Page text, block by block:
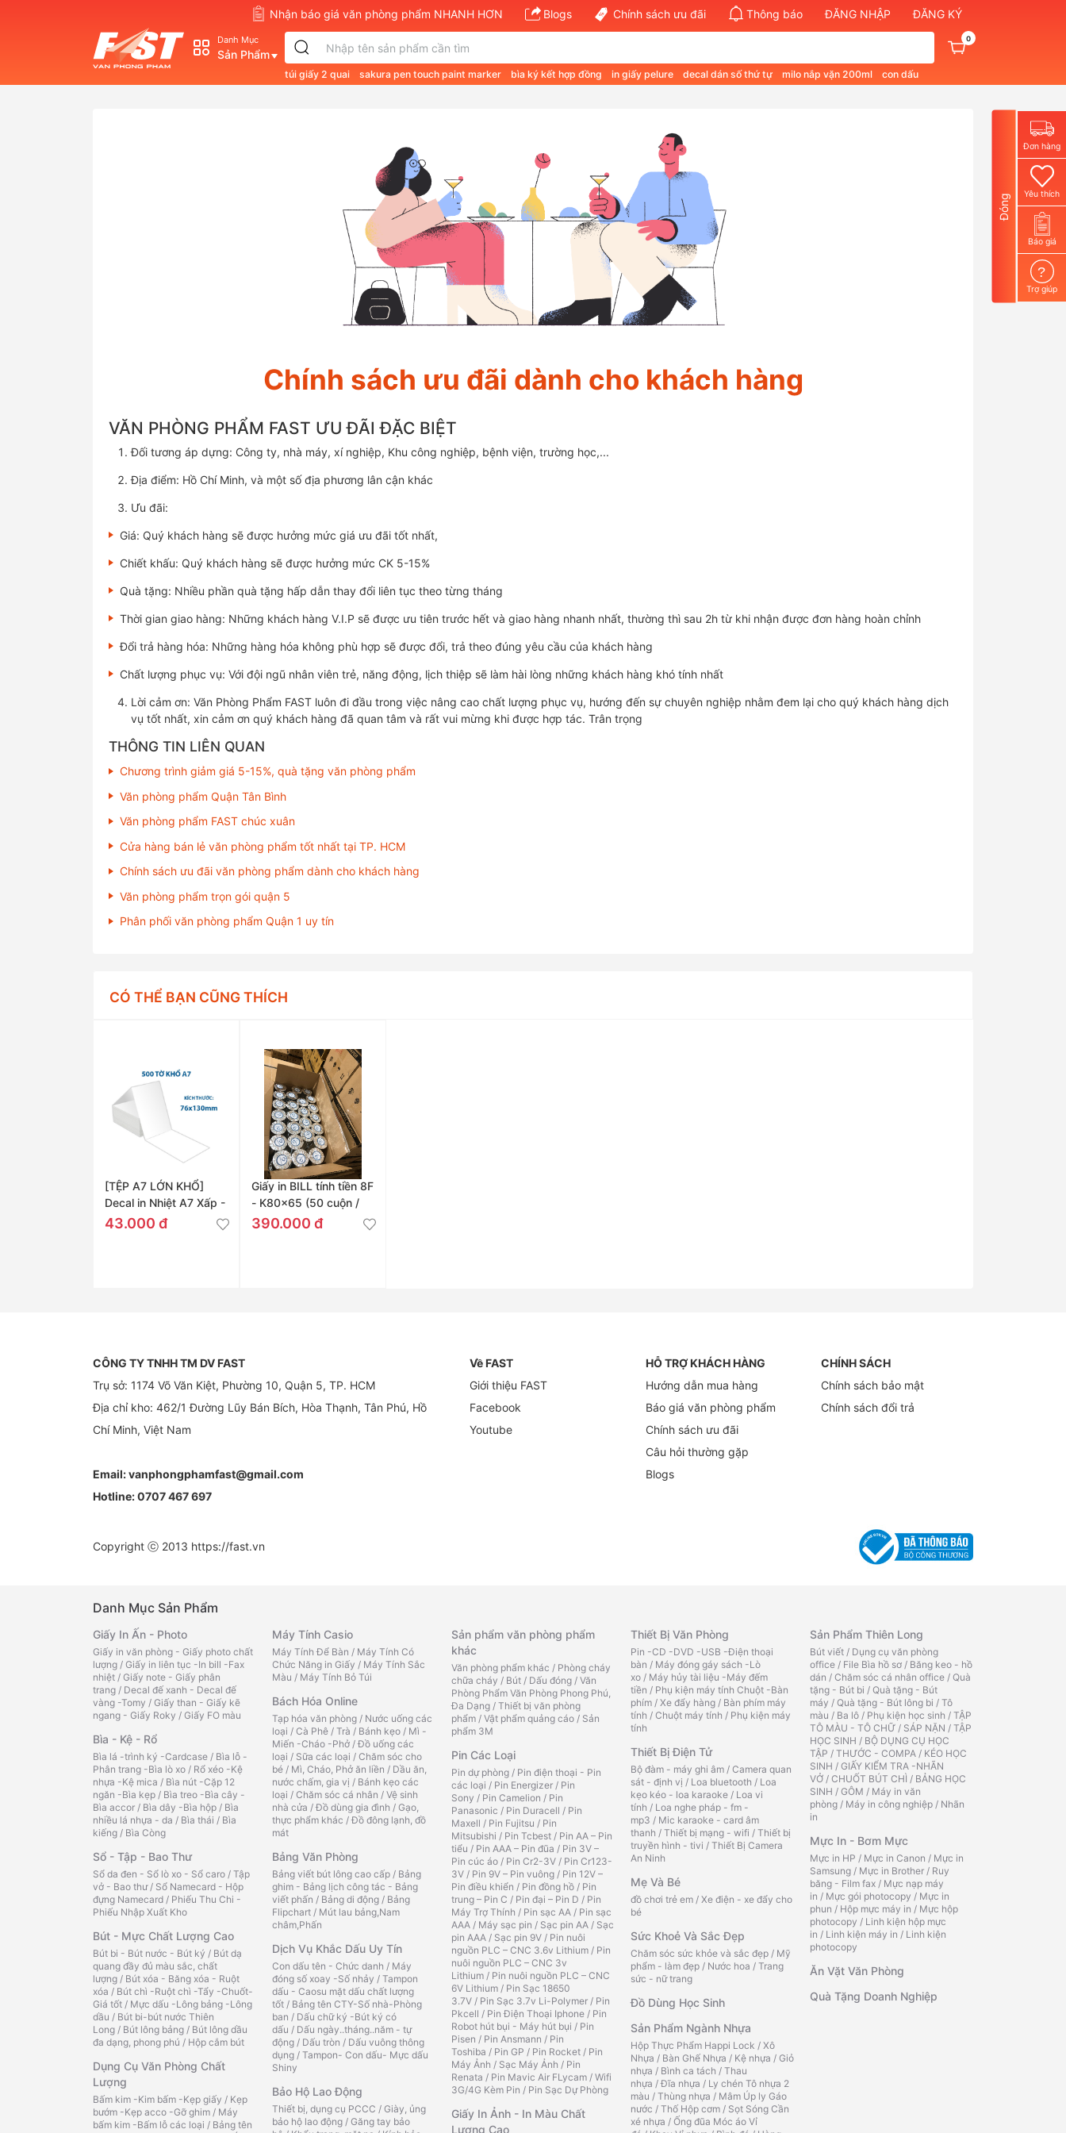
Nhận báo giá văn phòng phẩm NHANH HƠN Blogs Chính sách ưu đãi Thông báo ĐĂNG NHẬP ĐĂNG KÝ
Danh Mục
Sản Phẩm
túi giấy 2 quai sakura pen touch paint marker bìa ký kết hợp đồng in giấy pelure decal dán số thứ tự milo nắp vặn 200ml
con dấu
0
Chính sách ưu đãi dành cho khách hàng
VĂN PHÒNG PHẨM FAST ƯU ĐÃI ĐẶC BIỆT
Đối tương áp dựng: Công ty, nhà máy, xí nghiệp, Khu công nghiệp, bệnh viện, trường học,...
Địa điểm: Hồ Chí Minh, và một số địa phương lân cận khác
Ưu đãi:
Giá: Quý khách hàng sẽ được hưởng mức giá ưu đãi tốt nhất,
Chiết khấu: Quý khách hàng sẽ được hưởng mức CK 5-15%
Quà tặng: Nhiều phần quà tặng hấp dẫn thay đổi liên tục theo từng tháng
Thời gian giao hàng: Những khách hàng V.I.P sẽ được ưu tiên trước hết và giao hàng nhanh nhất, thường thì sau 2h từ khi nhận được đơn hàng hoàn chỉnh
Đổi trả hàng hóa: Những hàng hóa không phù hợp sẽ được đổi, trả theo đúng yêu cầu của khách hàng
Chất lượng phục vụ: Với đội ngũ nhân viên trẻ, năng động, lịch thiệp sẽ làm hài lòng những khách hàng khó tính nhất
Lời cảm ơn: Văn Phòng Phẩm FAST luôn đi đầu trong việc nâng cao chất lượng phục vụ, hướng đến sự chuyên nghiệp nhằm đem lại cho quý khách hàng dịch
vụ tốt nhất, xin cảm ơn quý khách hàng đã quan tâm và rất vui mừng khi được hợp tác. Trân trọng
THÔNG TIN LIÊN QUAN
Chương trình giảm giá 5-15%, quà tặng văn phòng phẩm
Văn phòng phẩm Quận Tân Bình
Văn phòng phẩm FAST chúc xuân
Cửa hàng bán lẻ văn phòng phẩm tốt nhất tại TP. HCM
Chính sách ưu đãi văn phòng phẩm dành cho khách hàng
Văn phòng phẩm trọn gói quận 5
Phân phối văn phòng phẩm Quận 1 uy tín
CÓ THỂ BẠN CŨNG THÍCH
[TỆP A7 LỚN KHỔ]
Decal in Nhiệt A7 Xấp -
76x130mm
43.000 đ
Giấy in BILL tính tiền 8F
- K80x65 (50 cuộn /
Thùng)
390.000 đ
CÔNG TY TNHH TM DV FAST
Trụ sở: 1174 Võ Văn Kiệt, Phường 10, Quận 5, TP. HCM
Địa chỉ kho: 462/1 Đường Lũy Bán Bích, Hòa Thạnh, Tân Phú, Hồ
Chí Minh, Việt Nam
Email:vanphongphamfast@gmail.com
Hotline:0707 467 697
Về FAST
Giới thiệu FAST
Facebook
Youtube
HỖ TRỢ KHÁCH HÀNG
Hướng dẫn mua hàng
Báo giá văn phòng phẩm
Chính sách ưu đãi
Câu hỏi thường gặp
Blogs
CHÍNH SÁCH
Chính sách bảo mật
Chính sách đổi trả
Copyright ⓒ 2013 https://fast.vn
Danh Mục Sản Phẩm
Giấy In Ấn - Photo
Giấy in văn phòng - Giấy photo chất
lượng / Giấy in liên tục -In bill -Fax
nhiệt / Giấy note - Giấy phân
trang / Decal đế xanh - Decal đế
vàng -Tomy / Giấy than - Giấy kẽ
ngang - Giấy Roky / Giấy FO màu
Bìa - Kệ - Rổ
Bìa lá -trình ký -Cardcase / Bìa lỗ -
Phân trang -Bìa lò xo / Rổ xéo -Kệ
nhựa -Kệ mica / Bìa nút -Cặp 12
ngăn -Bìa kẹp / Bìa treo -Bìa cây -
Bìa accor / Bìa dây -Bìa hộp / Bìa
nhiều lá nhựa - da / Bìa thái / Bìa
kiếng / Bìa Còng
Sổ - Tập - Bao Thư
Sổ da đen - Sổ lò xo - Sổ caro / Tập
vở - Bao thư/ Sổ Namecard - Hộp
đựng Namecard / Phiếu Thu Chi -
Phiếu Nhập Xuất Kho
Bút - Mực Chất Lượng Cao
Bút bi - Bút nước - Bút ký / Bút dạ
quang đầy đủ màu sắc, chất
lượng / Bút xóa - Băng xóa - Ruột
xóa / Bút chì -Ruột chì -Tẩy -Chuốt-
Giá tốt / Mực dấu -Lông bảng -Lông
dầu / Bút bi-bút nước Thiên
Long / Bút lông bảng / Bút lông dầu
đa dạng, phong phú / Hộp cắm bút
Dụng Cụ Văn Phòng Chất
Lượng
Bấm kim -Kim bấm -Kẹp giấy / Kẹp
bướm -Kẹp acco -Gỡ ghim / Máy
bấm kim -Bấm lỗ các loại / Bảng tên
Máy Tính Casio
Máy Tính Để Bàn / Máy Tính Có
Chức Năng in Giấy / Máy Tính Sắc
Màu / Máy Tính Bỏ Túi
Bách Hóa Online
Tạp hóa văn phòng / Nước uống các
loại / Cà Phê / Trà / Bánh kẹo / Mì -
Miến -Cháo -Phở /Đồ uống các
loại / Sữa các loại / Chăm sóc cho
bé / Mì, Cháo, Phở ăn liền / Dầu ăn,
nước chấm, gia vị / Bánh kẹo các
loại / Chăm sóc cá nhân / Vệ sinh
nhà cửa /Đồ dùng gia đình / Gạo,
thực phẩm khác /Đồ đông lạnh, đồ
mát
Bảng Văn Phòng
Bảng viết bút lông cao cấp / Bảng
ghim - Bảng lịch công tác - Bảng
viết phấn / Bảng di động / Bảng
Flipchart / Mút lau bảng,Nam
châm,Phấn
Dịch Vụ Khắc Dấu Uy Tín
Con dấu tên - Chức danh / Máy
đóng số xoay -Số nhảy / Tampon
dấu - Caosu mặt dấu chất lượng
tốt / Bảng tên CTY-Số nhà-Phòng
ban / Dấu chữ ký -Bút ký có
dấu / Dấu ngày..tháng..năm - tự
động / Dấu tròn / Dấu vuông thông
dụng / Tampon- Con dấu- Mực dấu
Shiny
Bảo Hộ Lao Động
Thiết bị, dụng cụ PCCC / Giày, ủng
bảo hộ lao động / Găng tay bảo
Sản phẩm văn phòng phẩm
khác
Văn phòng phẩm khác / Phòng cháy
chữa cháy / Bút / Dấu đóng / Văn
Phòng Phẩm Văn Phòng Phong Phú,
Đa Dạng / Thiết bị văn phòng
phẩm / Vật phẩm quảng cáo / Sản
phẩm 3M
Pin Các Loại
Pin dự phòng / Pin điện thoại - Pin
các loại / Pin Energizer / Pin
Sony / Pin Camelion / Pin
Panasonic / Pin Duracell / Pin
Maxell / Pin Fujitsu / Pin
Mitsubishi / Pin Tcbest / Pin AA – Pin
tiểu / Pin AAA – Pin đũa / Pin 3V –
Pin cúc áo / Pin Cr2-3V / Pin Cr123-
3V / Pin 9V – Pin vuông / Pin 12V –
Pin điều khiển / Pin đồng hồ / Pin
trung – Pin C / Pin đại – Pin D / Pin
Máy Trợ Thính / Pin sạc AA / Pin sạc
AAA / Máy sạc pin / Sạc pin AA / Sạc
pin AAA / Sạc pin 9V / Pin nuôi
nguồn PLC – CNC 3.6v Lithium / Pin
nuôi nguồn PLC – CNC 3v
Lithium / Pin nuôi nguồn PLC – CNC
6V Lithium / Pin Sạc 18650
3.7V / Pin Sạc 3.7v Li-Polymer / Pin
Pkcell / Pin Điện Thoại Iphone / Pin
Robot hút bụi - Máy hút bụi / Pin
Pisen / Pin Ansmann / Pin
Toshiba / Pin GP / Pin Rocket / Pin
Máy Ảnh / Sạc Máy Ảnh / Pin
Renata / Pin Mavic Air FLycam / Wifi
3G/4G Kèm Pin / Pin Sạc Dự Phòng
Giấy In Ảnh - In Màu Chất
Lượng Cao
Thiết Bị Văn Phòng
Pin -CD -DVD -USB -Điện thoại
bàn / Máy đóng gáy sách -Lò
xo / Máy hủy tài liệu -Máy đếm
tiền / Phụ kiện máy tính Chuột -Bàn
phím / Xe đẩy hàng / Bàn phím máy
tính / Chuột máy tính / Phụ kiện máy
tính
Thiết Bị Điện Tử
Bộ đàm - máy ghi âm / Camera quan
sát - định vị / Loa bluetooth / Loa
kẹo kéo - loa karaoke / Loa vi
tính / Loa nghe pháp - fm -
mp3 / Mic karaoke - card âm
thanh / Thiết bị mạng - wifi / Thiết bị
truyền hình - tivi / Thiết Bị Camera
An Ninh
Mẹ Và Bé
đồ chơi trẻ em / Xe điện - xe đẩy cho
bé
Sức Khoẻ Và Sắc Đẹp
Chăm sóc sức khỏe và sắc đẹp / Mỹ
phẩm - làm đẹp / Nước hoa / Trang
sức - nữ trang
Đồ Dùng Học Sinh
Sản Phẩm Ngành Nhựa
Hộp Thực Phẩm Happi Lock / Xô
Nhựa / Bàn Ghế Nhựa / Kệ nhựa / Giỏ
nhựa / Bình ca tách / Thau
nhựa /Đĩa nhựa / Ly chén Tô nhựa 2
màu / Thùng nhựa / Mâm Úp ly Gáo
nước / Thố Hộp cơm / Sọt Sóng Cần
xé nhựa / Ống đũa Móc áo Vỉ
Sản Phẩm Thiên Long
Bút viết / Dụng cụ văn phòng
office / File Bìa hồ sơ / Băng keo - hồ
dán / Chăm sóc cá nhân office / Quà
tặng - Bút bi / Quà tặng - Bút
máy / Quà tặng - Bút lông bi / Tô
màu / Ba lô / Phụ kiện học sinh / TẬP
TÔ MÀU - TÔ CHỮ / SÁP NẶN / TẬP
HỌC SINH / BỘ DỤNG CỤ HỌC
TẬP / THƯỚC - COMPA / KÉO HỌC
SINH / GIẤY KIỂM TRA -NHÃN
VỞ / CHUỐT BÚT CHÌ / BẢNG HỌC
SINH / GÔM / Máy in văn
phòng / Máy in công nghiệp / Nhãn
in
Mực In - Bơm Mực
Mực in HP / Mực in Canon / Mực in
Samsung / Mực in Brother / Ruy
băng - Film fax / Mực nạp máy
in / Mực gói photocopy / Mực in
phun / Hộp mực máy in / Mực hộp
photocopy / Linh kiện hộp mực
in / Linh kiện máy in / Linh kiện
photocopy
Ăn Vặt Văn Phòng
Quà Tặng Doanh Nghiệp
Đóng
Đơn hàng
Yêu thích
Báo giá
?
Trợ giúp